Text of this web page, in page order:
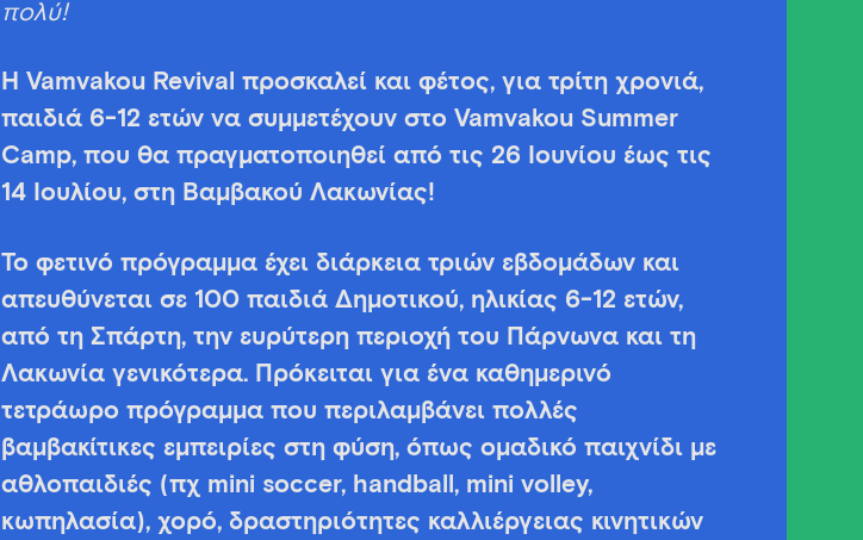
πολύ!
Η Vamvakou Revival προσκαλεί και φέτος, για τρίτη χρονιά,
παιδιά 6-12 ετών να συμμετέχουν στο Vamvakou Summer
Camp, που θα πραγματοποιηθεί από τις 26 Ιουνίου έως τις
14 Ιουλίου, στη Βαμβακού Λακωνίας!
Το φετινό πρόγραμμα έχει διάρκεια τριών εβδομάδων και
απευθύνεται σε 100 παιδιά Δημοτικού, ηλικίας 6-12 ετών,
από τη Σπάρτη, την ευρύτερη περιοχή του Πάρνωνα και τη
Λακωνία γενικότερα. Πρόκειται για ένα καθημερινό
τετράωρο πρόγραμμα που περιλαμβάνει πολλές
βαμβακίτικες εμπειρίες στη φύση, όπως ομαδικό παιχνίδι με
αθλοπαιδιές (πχ mini soccer, handball, mini volley,
κωπηλασία), χορό, δραστηριότητες καλλιέργειας κινητικών